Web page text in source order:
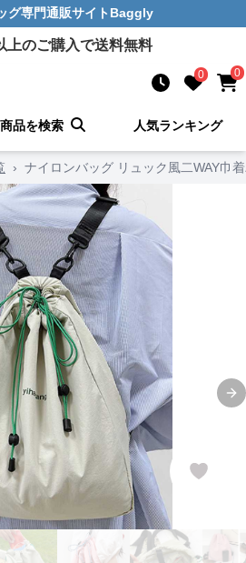
グ専門通販サイト Baggly
上のご購入で送料無料
0 0
商品を検索 人気ランキング
› ナイロンバッグ リュック風二WAY巾